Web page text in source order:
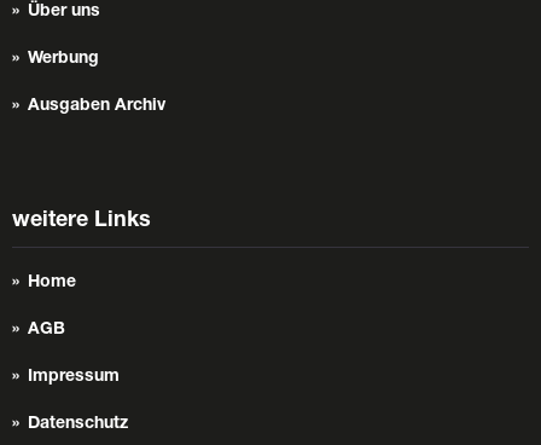
Über uns
Werbung
Ausgaben Archiv
weitere Links
Home
AGB
Impressum
Datenschutz